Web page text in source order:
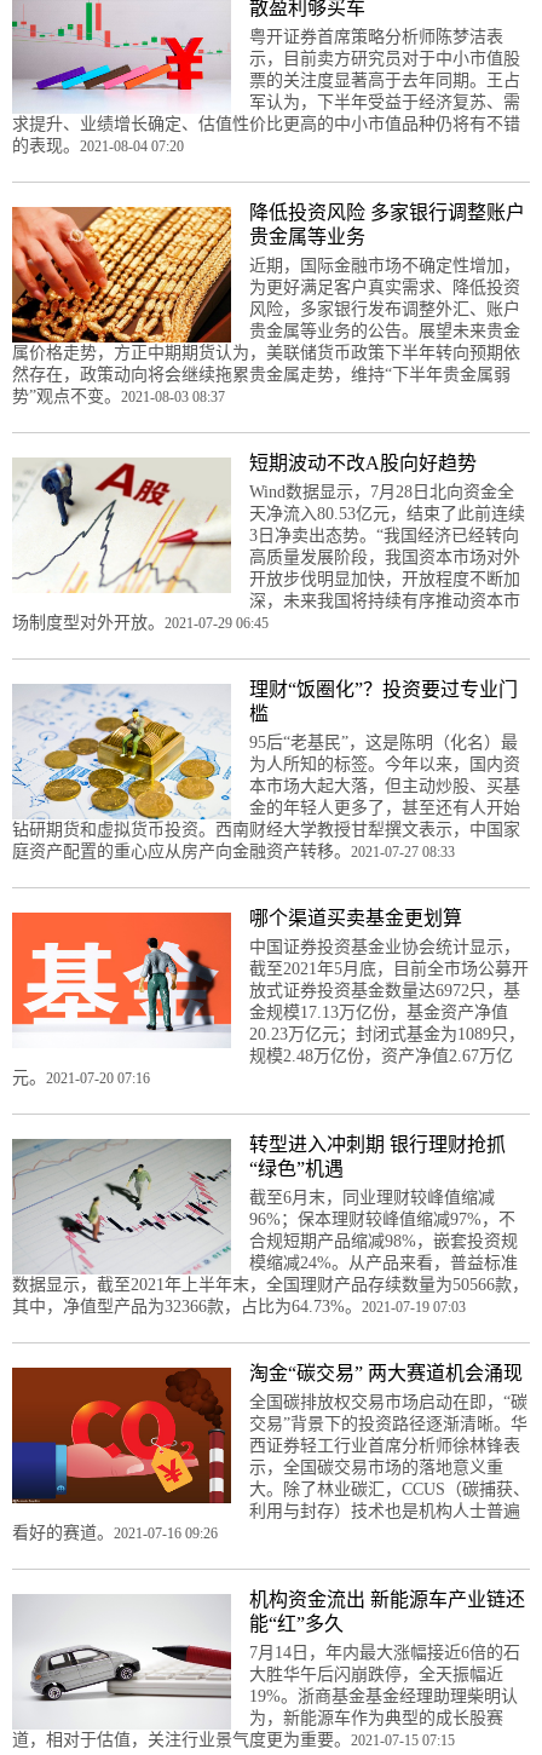
散盈利够买车
粤开证券首席策略分析师陈梦洁表
示，目前卖方研究员对于中小市值股
票的关注度显著高于去年同期。王占
军认为，下半年受益于经济复苏、需
求提升、业绩增长确定、估值性价比更高的中小市值品种仍将有不错
的表现。 2021-08-04 07:20
降低投资风险 多家银行调整账户
贵金属等业务
近期，国际金融市场不确定性增加，
为更好满足客户真实需求、降低投资
风险，多家银行发布调整外汇、账户
贵金属等业务的公告。展望未来贵金
属价格走势，方正中期期货认为，美联储货币政策下半年转向预期依
然存在，政策动向将会继续拖累贵金属走势，维持“下半年贵金属弱
势”观点不变。 2021-08-03 08:37
短期波动不改A股向好趋势
Wind数据显示，7月28日北向资金全
天净流入80.53亿元，结束了此前连续
3日净卖出态势。“我国经济已经转向
高质量发展阶段，我国资本市场对外
开放步伐明显加快，开放程度不断加
深，未来我国将持续有序推动资本市
场制度型对外开放。 2021-07-29 06:45
理财“饭圈化”？投资要过专业门
槛
95后“老基民”，这是陈明（化名）最
为人所知的标签。今年以来，国内资
本市场大起大落，但主动炒股、买基
金的年轻人更多了，甚至还有人开始
钻研期货和虚拟货币投资。西南财经大学教授甘犁撰文表示，中国家
庭资产配置的重心应从房产向金融资产转移。 2021-07-27 08:33
哪个渠道买卖基金更划算
中国证券投资基金业协会统计显示，
截至2021年5月底，目前全市场公募开
放式证券投资基金数量达6972只，基
金规模17.13万亿份，基金资产净值
20.23万亿元；封闭式基金为1089只，
规模2.48万亿份，资产净值2.67万亿
元。 2021-07-20 07:16
转型进入冲刺期 银行理财抢抓
“绿色”机遇
截至6月末，同业理财较峰值缩减
96%；保本理财较峰值缩减97%，不
合规短期产品缩减98%，嵌套投资规
模缩减24%。从产品来看，普益标准
数据显示，截至2021年上半年末，全国理财产品存续数量为50566款，
其中，净值型产品为32366款，占比为64.73%。 2021-07-19 07:03
淘金“碳交易” 两大赛道机会涌现
全国碳排放权交易市场启动在即，“碳
交易”背景下的投资路径逐渐清晰。华
西证券轻工行业首席分析师徐林锋表
示，全国碳交易市场的落地意义重
大。除了林业碳汇，CCUS（碳捕获、
利用与封存）技术也是机构人士普遍
看好的赛道。 2021-07-16 09:26
机构资金流出 新能源车产业链还
能“红”多久
7月14日，年内最大涨幅接近6倍的石
大胜华午后闪崩跌停，全天振幅近
19%。浙商基金基金经理助理柴明认
为，新能源车作为典型的成长股赛
道，相对于估值，关注行业景气度更为重要。 2021-07-15 07:15